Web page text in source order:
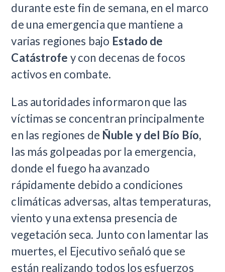
durante este fin de semana, en el marco
de una emergencia que mantiene a
varias regiones bajo Estado de
Catástrofe y con decenas de focos
activos en combate.
Las autoridades informaron que las
víctimas se concentran principalmente
en las regiones de Ñuble y del Bío Bío,
las más golpeadas por la emergencia,
donde el fuego ha avanzado
rápidamente debido a condiciones
climáticas adversas, altas temperaturas,
viento y una extensa presencia de
vegetación seca. Junto con lamentar las
muertes, el Ejecutivo señaló que se
están realizando todos los esfuerzos